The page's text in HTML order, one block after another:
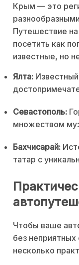
Крым — это
Путешествие
посетить как
известные, но
Ялта:
Севастополь:
множеством
Бахчисарай:
татар с
Чтобы ваше
без
несколько